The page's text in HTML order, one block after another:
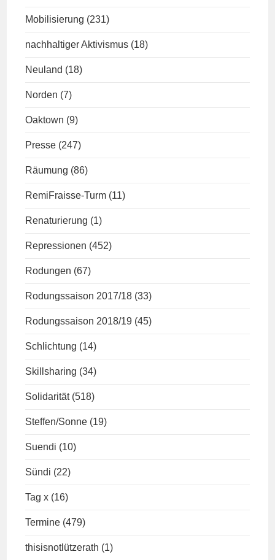
Mobilisierung (231)
nachhaltiger Aktivismus (18)
Neuland (18)
Norden (7)
Oaktown (9)
Presse (247)
Räumung (86)
RemiFraisse-Turm (11)
Renaturierung (1)
Repressionen (452)
Rodungen (67)
Rodungssaison 2017/18 (33)
Rodungssaison 2018/19 (45)
Schlichtung (14)
Skillsharing (34)
Solidarität (518)
Steffen/Sonne (19)
Suendi (10)
Sündi (22)
Tag x (16)
Termine (479)
thisisnotlützerath (1)